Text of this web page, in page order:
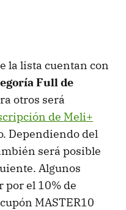
la lista cuentan con
Full de
otros será
de Meli+
Dependiendo del
será posible
Algunos
el 10% de
MASTER10